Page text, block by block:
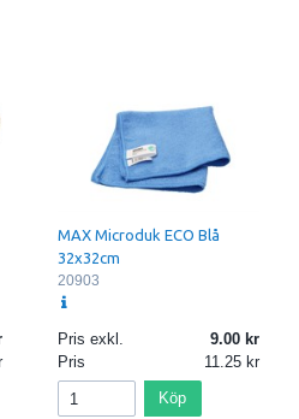
MAX Microduk ECO Blå
32x32cm
20903
Pris exkl.
9.00
Pris
11.25
Köp